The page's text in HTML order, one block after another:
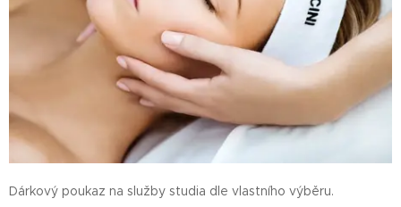
Dárkový poukaz na služby studia dle vlastního výběru.